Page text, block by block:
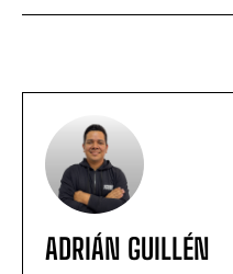
ADRIÁN GUILLÉN